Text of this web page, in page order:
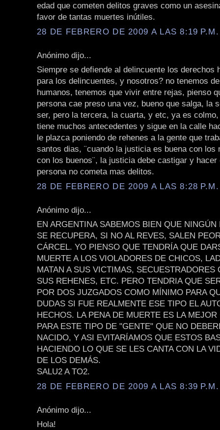
edad que cometen delitos graves como un
favor de tantas muertes inútiles.
28 DE FEBRERO DE 2009 A LAS 8:19 P.M.
Anónimo dijo...
Siempre se defiende al delincuente los derechos
para los delincuentes, y nosotros? no tenemos
humanos, tenemos que vivir entre rejas, pienso
persona cae preso una vez, bueno que salga, la
ser, pero la tercera, la cuarta, y etc, ya es
tiene muchos antecedentes y sigue en la calle
le plazca poniendo de rehenes a la gente que
santos dias, ¨cuando la justicia es buena con los
con los buenos¨, la justicia debe castigar y hacer
persona no cometa mas delitos.
28 DE FEBRERO DE 2009 A LAS 8:28 P.M.
Anónimo dijo...
EN ARGENTINA SABEMOS BIEN QUE NINGÚN
SE RECUPERA, SI NO AL REVES, SALEN
CÁRCEL. YO PIENSO QUE TENDRÍA QUE
MUERTE A LOS VIOLADORES DE CHICOS,
MATAN A SUS VICTIMAS, SECUESTRADORES
SUS REHENES, ETC. PERO TENDRIA QUE
POR DOS JUZGADOS COMO MÍNIMO PARA
DUDAS SI FUE REALMENTE ESE TIPO EL
HECHOS. LA PENA DE MUERTE ES LA MEJOR
PARA ESTE TIPO DE "GENTE" QUE NO
NACIDO, Y ASI EVITARÍAMOS QUE ESTOS
HACIENDO LO QUE SE LES CANTA CON LA
DE LOS DEMÁS.
SALU2 A TO2.
28 DE FEBRERO DE 2009 A LAS 8:39 P.M.
Anónimo dijo...
Hola!